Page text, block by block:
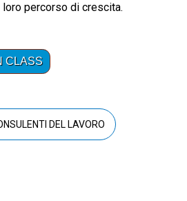
percorso di crescita.
DEL LAVORO